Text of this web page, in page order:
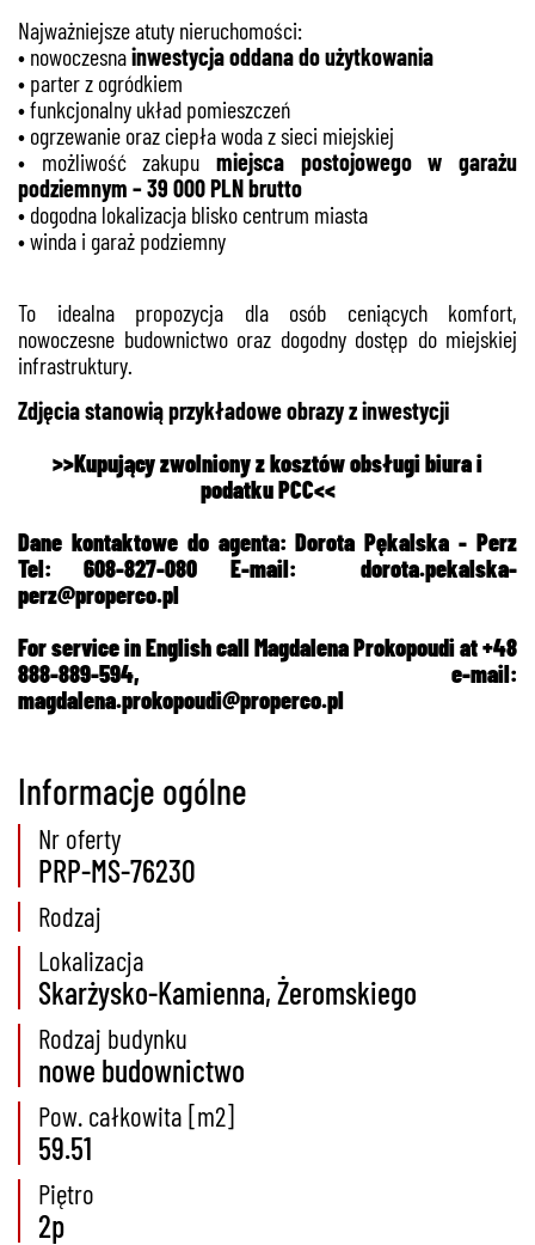
Najważniejsze atuty nieruchomości:
• nowoczesnainwestycja oddana do użytkowania
• parter z ogródkiem
• funkcjonalny układ pomieszczeń
• ogrzewanie oraz ciepła woda z sieci miejskiej
• możliwość zakupu miejsca postojowego w garażu
podziemnym – 39 000 PLN brutto
• dogodna lokalizacja blisko centrum miasta
• winda i garaż podziemny
To idealna propozycja dla osób ceniących komfort,
nowoczesne budownictwo oraz dogodny dostęp do miejskiej
infrastruktury.
Zdjęcia stanowią przykładowe obrazy z inwestycji
>>Kupujący zwolniony z kosztów obsługi biura i
podatku PCC<<
Dane kontaktowe do agenta: Dorota Pękalska - Perz
Tel: 608-827-080 E-mail: dorota.pekalska-
perz@properco.pl
For service in English call Magdalena Prokopoudi at +48
888-889-594, e-mail:
magdalena.prokopoudi@properco.pl
Informacje ogólne
Nr oferty
PRP-MS-76230
Rodzaj
Lokalizacja
Skarżysko-Kamienna, Żeromskiego
Rodzaj budynku
nowe budownictwo
Pow. całkowita [m2]
59.51
Piętro
2p